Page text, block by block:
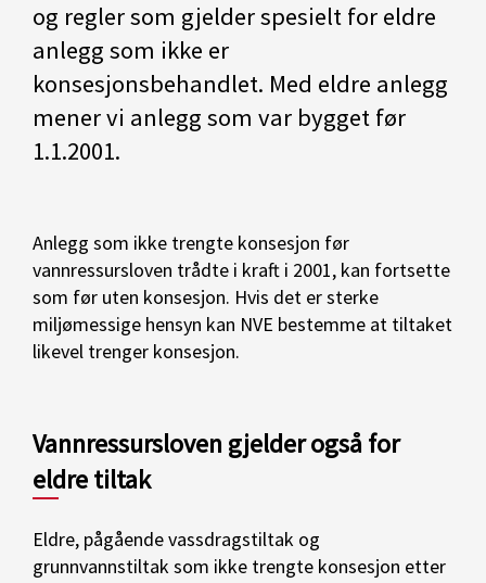
og regler som gjelder spesielt for eldre
anlegg som ikke er
konsesjonsbehandlet. Med eldre anlegg
mener vi anlegg som var bygget før
1.1.2001.
Anlegg som ikke trengte konsesjon før
vannressursloven trådte i kraft i 2001, kan fortsette
som før uten konsesjon. Hvis det er sterke
miljømessige hensyn kan NVE bestemme at tiltaket
likevel trenger konsesjon.
Vannressursloven gjelder også for
eldre tiltak
Eldre, pågående vassdragstiltak og
grunnvannstiltak som ikke trengte konsesjon etter